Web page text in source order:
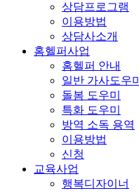
상담프로그램
이용방법
상담사소개
홈헬퍼사업
홈헬퍼 안내
일반 가사도우미
돌봄 도우미
특화 도우미
방역 소독 용역
이용방법
신청
교육사업
행복디자이너